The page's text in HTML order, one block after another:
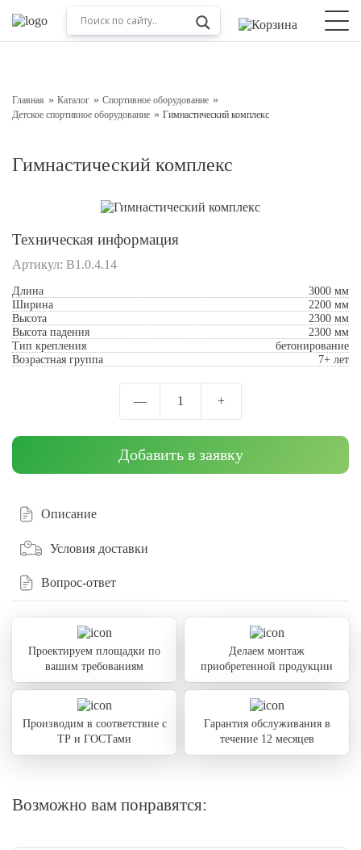
Главная Каталог
Спортивное оборудование
Детское спортивное оборудование
Гимнастический комплекс
Гимнастический комплекс
Техническая информация
Артикул: В1.0.4.14
Длина
3000 мм
Ширина
2200 мм
Высота
2300 мм
Высота падения
2300 мм
Тип крепления
бетонирование
Возрастная группа
7+ лет
— 1 +
Добавить в заявку
Описание
Условия доставки
Вопрос-ответ
Проектируем площадки по
вашим требованиям
Делаем монтаж
приобретенной продукции
Производим в соответствие с
ТР и ГОСТами
Гарантия обслуживания в
течение 12 месяцев
Возможно вам понравятся:
Оставьте заявку на консультацию
Подтверждаю свое согласие с
персональных данных
Отправить